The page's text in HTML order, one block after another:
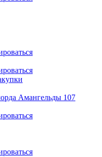
Амангельды 107